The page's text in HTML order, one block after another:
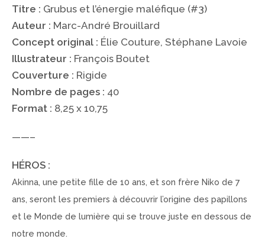
Titre : Grubus et l’énergie maléfique (#3)
Auteur : Marc-André Brouillard
Concept original : Élie Couture, Stéphane Lavoie
Illustrateur : François Boutet
Couverture : Rigide
Nombre de pages : 40
Format : 8,25 x 10,75
——–
HÉROS :
Akinna, une petite fille de 10 ans, et son frère Niko de 7
ans, seront les premiers à découvrir l’origine des papillons
et le Monde de lumière qui se trouve juste en dessous de
notre monde.